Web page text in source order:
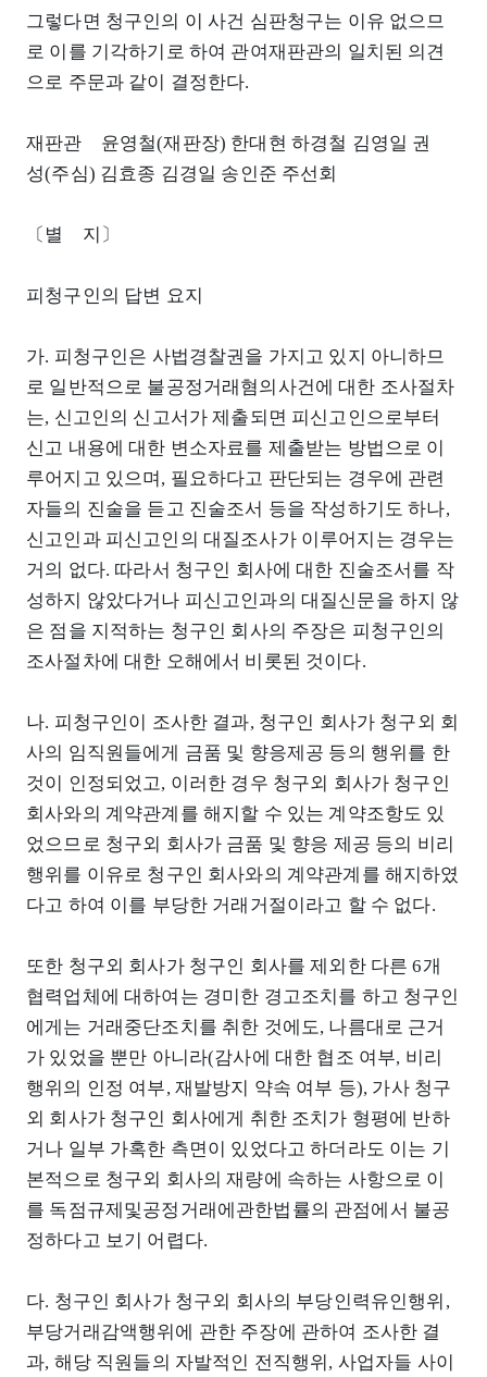
그렇다면 청구인의 이 사건 심판청구는 이유 없으므
로 이를 기각하기로 하여 관여재판관의 일치된 의견
으로 주문과 같이 결정한다.
재판관 윤영철(재판장) 한대현 하경철 김영일 권
성(주심) 김효종 김경일 송인준 주선회
〔별 지〕
피청구인의 답변 요지
가. 피청구인은 사법경찰권을 가지고 있지 아니하므
로 일반적으로 불공정거래혐의사건에 대한 조사절차
는, 신고인의 신고서가 제출되면 피신고인으로부터
신고 내용에 대한 변소자료를 제출받는 방법으로 이
루어지고 있으며, 필요하다고 판단되는 경우에 관련
자들의 진술을 듣고 진술조서 등을 작성하기도 하나,
신고인과 피신고인의 대질조사가 이루어지는 경우는
거의 없다. 따라서 청구인 회사에 대한 진술조서를 작
성하지 않았다거나 피신고인과의 대질신문을 하지 않
은 점을 지적하는 청구인 회사의 주장은 피청구인의
조사절차에 대한 오해에서 비롯된 것이다.
나. 피청구인이 조사한 결과, 청구인 회사가 청구외 회
사의 임직원들에게 금품 및 향응제공 등의 행위를 한
것이 인정되었고, 이러한 경우 청구외 회사가 청구인
회사와의 계약관계를 해지할 수 있는 계약조항도 있
었으므로 청구외 회사가 금품 및 향응 제공 등의 비리
행위를 이유로 청구인 회사와의 계약관계를 해지하였
다고 하여 이를 부당한 거래거절이라고 할 수 없다.
또한 청구외 회사가 청구인 회사를 제외한 다른 6개
협력업체에 대하여는 경미한 경고조치를 하고 청구인
에게는 거래중단조치를 취한 것에도, 나름대로 근거
가 있었을 뿐만 아니라(감사에 대한 협조 여부, 비리
행위의 인정 여부, 재발방지 약속 여부 등), 가사 청구
외 회사가 청구인 회사에게 취한 조치가 형평에 반하
거나 일부 가혹한 측면이 있었다고 하더라도 이는 기
본적으로 청구외 회사의 재량에 속하는 사항으로 이
를 독점규제및공정거래에관한법률의 관점에서 불공
정하다고 보기 어렵다.
다. 청구인 회사가 청구외 회사의 부당인력유인행위,
부당거래감액행위에 관한 주장에 관하여 조사한 결
과, 해당 직원들의 자발적인 전직행위, 사업자들 사이